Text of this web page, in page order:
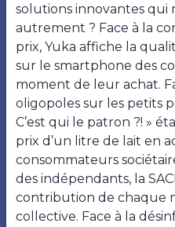
solutions innovantes qui
autrement ? Face à la
prix, Yuka affiche la
sur le smartphone des
moment de leur achat.
oligopoles sur les petits
C’est qui le patron ?! »
prix d’un litre de lait en
consommateurs
des indépendants, la
contribution de chaque
collective. Face à la